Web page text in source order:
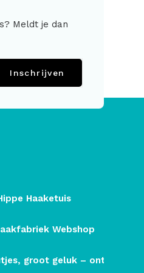
Meldt je dan
Inschrijven
Haaketuis
Webshop
groot geluk – ontdek de